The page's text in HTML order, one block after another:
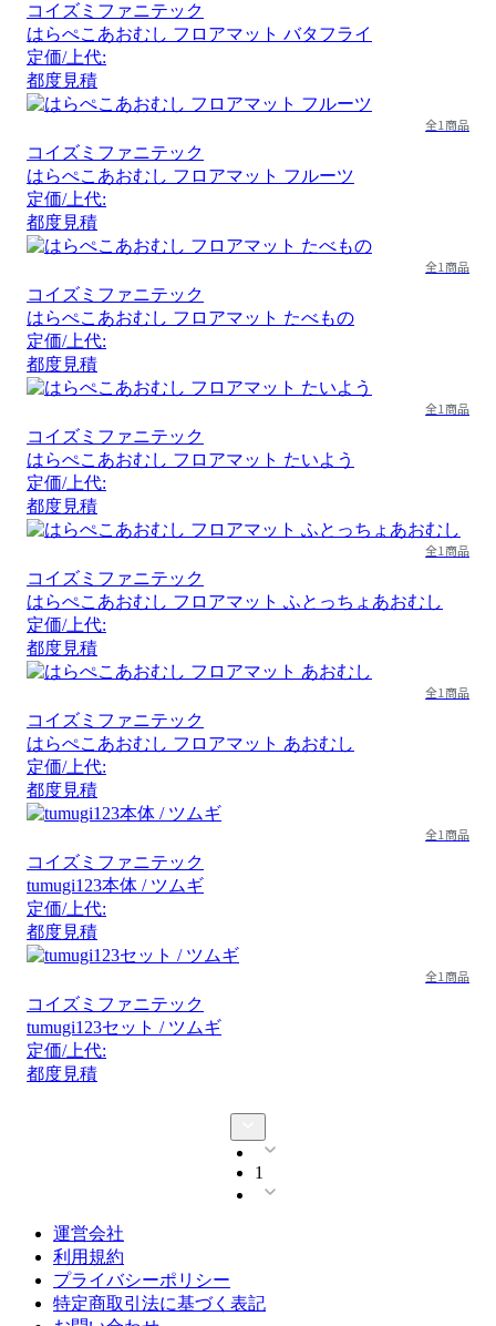
コイズミファニテック
はらぺこあおむし フロアマット バタフライ
定価/上代:
都度見積
全1商品
コイズミファニテック
はらぺこあおむし フロアマット フルーツ
定価/上代:
都度見積
全1商品
コイズミファニテック
はらぺこあおむし フロアマット たべもの
定価/上代:
都度見積
全1商品
コイズミファニテック
はらぺこあおむし フロアマット たいよう
定価/上代:
都度見積
全1商品
コイズミファニテック
はらぺこあおむし フロアマット ふとっちょあおむし
定価/上代:
都度見積
全1商品
コイズミファニテック
はらぺこあおむし フロアマット あおむし
定価/上代:
都度見積
全1商品
コイズミファニテック
tumugi123本体 / ツムギ
定価/上代:
都度見積
全1商品
コイズミファニテック
tumugi123セット / ツムギ
定価/上代:
都度見積
1
運営会社
利用規約
プライバシーポリシー
特定商取引法に基づく表記